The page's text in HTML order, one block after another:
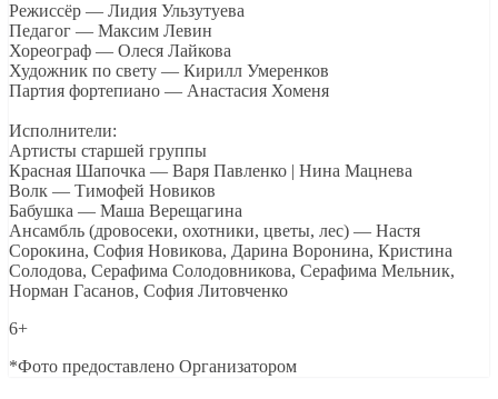
Режиссёр — Лидия Ульзутуева
Педагог — Максим Левин
Хореограф — Олеся Лайкова
Художник по свету — Кирилл Умеренков
Партия фортепиано — Анастасия Хоменя
Исполнители:
Артисты старшей группы
Красная Шапочка — Варя Павленко | Нина Мацнева
Волк — Тимофей Новиков
Бабушка — Маша Верещагина
Ансамбль (дровосеки, охотники, цветы, лес) — Настя
Сорокина, София Новикова, Дарина Воронина, Кристина
Солодова, Серафима Солодовникова, Серафима Мельник,
Норман Гасанов, София Литовченко
6+
*Фото предоставлено Организатором